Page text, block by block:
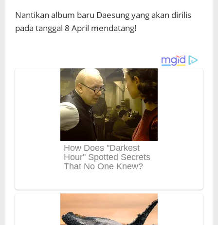
Nantikan album baru Daesung yang akan dirilis
pada tanggal 8 April mendatang!